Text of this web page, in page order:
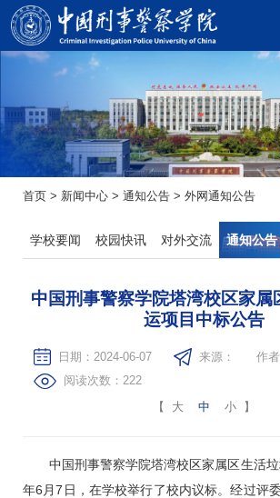
首页 > 新闻中心 > 通知公告 > 外网通知公告
学校要闻 校园快讯 对外交流 通知公告
中国刑事警察学院塔湾校区家属
运项目中标公告
日期：2024-06-07 来源：
作者
阅读次数： 222
【
大 中 小 】
中国刑事警察学院塔湾校区家属区生活
年6月7日，在学校举行了校内议标。经过评